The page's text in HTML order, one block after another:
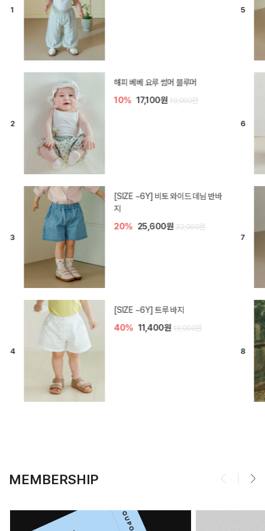
듀이 아기 바지
20% 15,200원 19,000원
[SIZE ~6Y] 라핀 카프리 팬츠
30%
엘로디 니트 아기 바지
30% 14,000원 20,000원
MEMBERSHIP